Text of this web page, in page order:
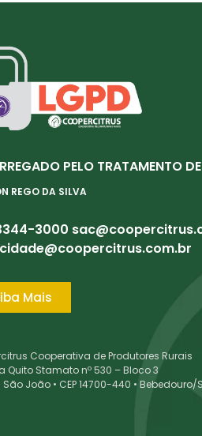
PELO TRATAMENTO
REGO DA SILVA
3000
Mais
Cooperativa de Produtores Rurais
Quito Stamato nº 530 – Bloco 3
João • CEP 14700-440 • Bebedouro/